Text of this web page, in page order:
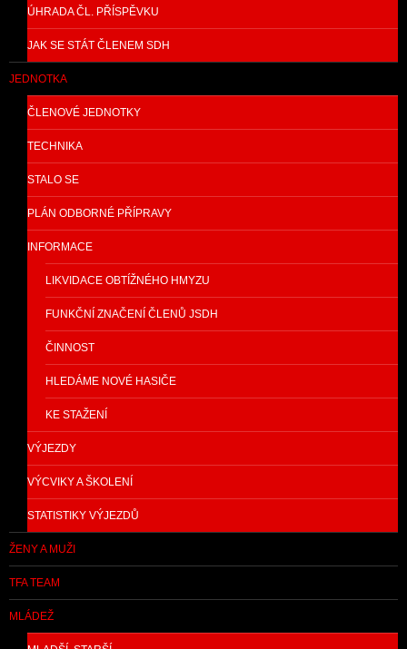
ÚHRADA ČL. PŘÍSPĚVKU
JAK SE STÁT ČLENEM SDH
JEDNOTKA
ČLENOVÉ JEDNOTKY
TECHNIKA
STALO SE
PLÁN ODBORNÉ PŘÍPRAVY
INFORMACE
LIKVIDACE OBTÍŽNÉHO HMYZU
FUNKČNÍ ZNAČENÍ ČLENŮ JSDH
ČINNOST
HLEDÁME NOVÉ HASIČE
KE STAŽENÍ
VÝJEZDY
VÝCVIKY A ŠKOLENÍ
STATISTIKY VÝJEZDŮ
ŽENY A MUŽI
TFA TEAM
MLÁDEŽ